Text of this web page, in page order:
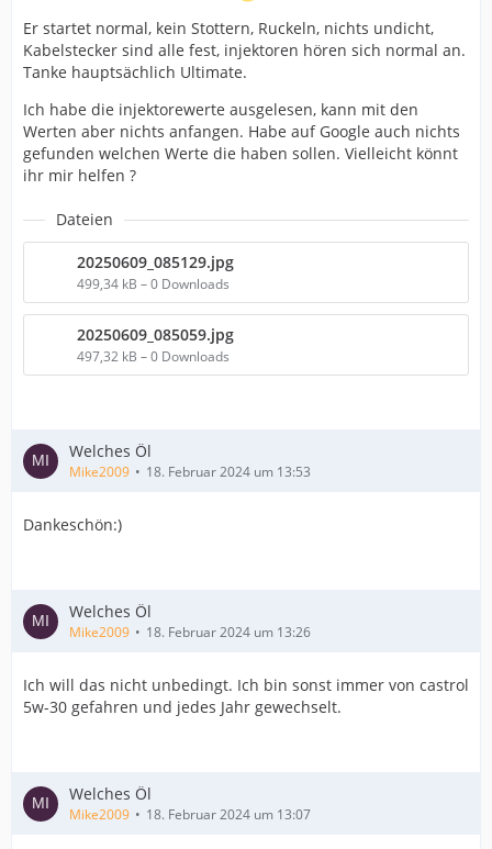
Er startet normal, kein Stottern, Ruckeln, nichts undicht,
Kabelstecker sind alle fest, injektoren hören sich normal an.
Tanke hauptsächlich Ultimate.
Ich habe die injektorewerte ausgelesen, kann mit den
Werten aber nichts anfangen. Habe auf Google auch nichts
gefunden welchen Werte die haben sollen. Vielleicht könnt
ihr mir helfen ?
Dateien
20250609_085129.jpg
499,34 kB – 0 Downloads
20250609_085059.jpg
497,32 kB – 0 Downloads
Welches Öl
Mike2009 18. Februar 2024 um 13:53
Dankeschön:)
Welches Öl
Mike2009 18. Februar 2024 um 13:26
Ich will das nicht unbedingt. Ich bin sonst immer von castrol
5w-30 gefahren und jedes Jahr gewechselt.
Welches Öl
Mike2009 18. Februar 2024 um 13:07